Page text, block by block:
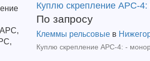
Куплю скрепление АРС-
По запросу
Клеммы рельсовые в